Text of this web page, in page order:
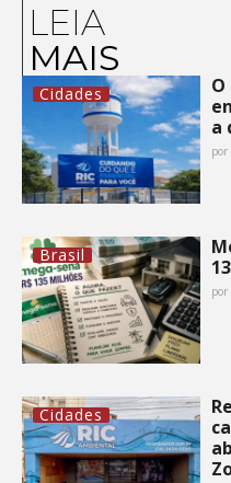
LEIA
MAIS
Cidades
a
por
Brasil
por
Cidades